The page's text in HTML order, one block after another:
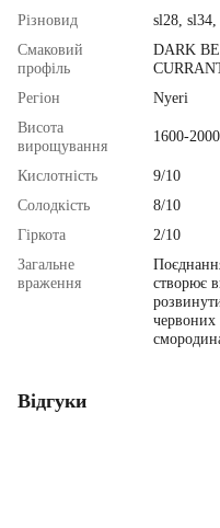
Різновид
sl28, sl34,
Смаковий
профіль
DARK
Регіон
Nyeri
Висота
вирощування
1600-
Кислотність
9/10
Солодкість
8/10
Гіркота
2/10
Загальне
враження
створює
червоних
Відгуки